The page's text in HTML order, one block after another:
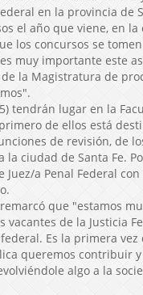
en la provincia de
el año que viene, en la
los concursos se
muy importante este
la Magistratura de
tendrán lugar en la
de ellos está
de revisión, de
ciudad de Santa Fe.
a Penal Federal
que "estamos
de la Justicia
Es la primera vez
queremos contribuir
algo a la